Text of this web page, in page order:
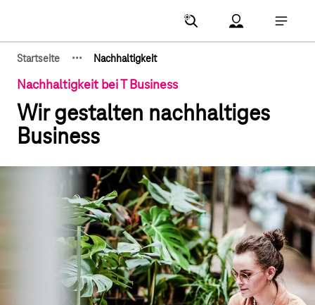
Account Menu
Startseite
Zeige verborgene Breadcrumb-Elemente
··· Nachhaltigkeit
Nachhaltigkeit bei T Business
Wir gestalten nachhaltiges
Business